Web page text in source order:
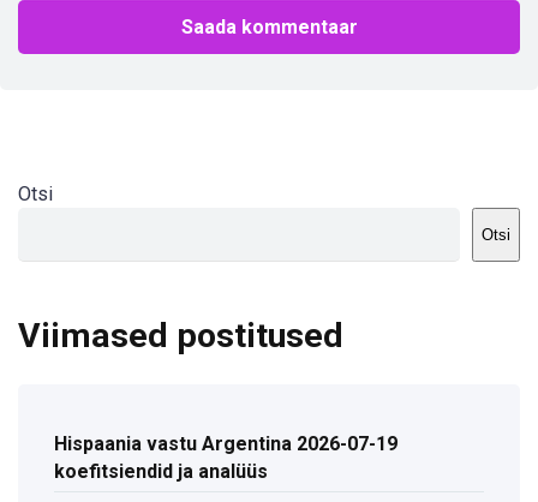
Otsi
Otsi
Viimased postitused
Hispaania vastu Argentina 2026-07-19
koefitsiendid ja analüüs